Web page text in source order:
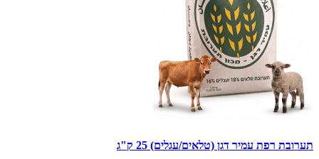
תערובת רפת עמיר דגן (טלאים/עגלים) 25 ק"ג